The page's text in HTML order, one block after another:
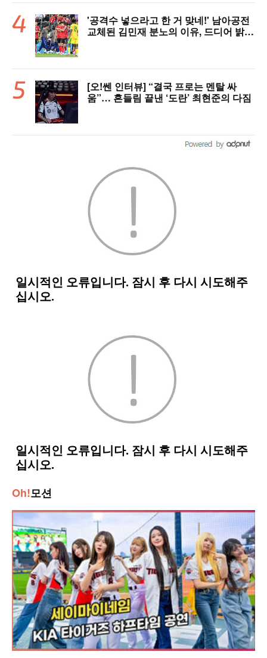
'공격수 넣으라고 한 거 맞네!' 남아공전
교체된 김민재 분노의 이유, 드디어 밝혀
[오!쎈 인터뷰] “결국 프로는 멘탈 싸
움”… 흔들림 끝낸 ‘도란’ 최현준의 다짐
Oh!모션